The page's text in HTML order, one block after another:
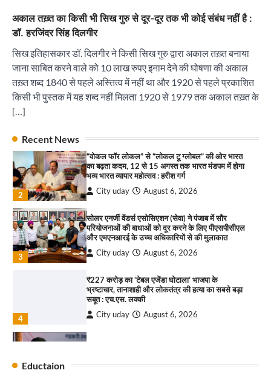
अकाल तख़्त का किसी भी सिख गुरु से दूर-दूर तक भी कोई संबंध नहीं है :
डॉ. हरजिंदर सिंह दिलगीर
सिख इतिहासकार डॉ. दिलगीर ने किसी सिख गुरु द्वारा अकाल तख़्त बनाया
जाना साबित करने वाले को 10 लाख रुपए इनाम देने की घोषणा की अकाल
तख़्त शब्द 1840 से पहले अस्तित्व में नहीं था और 1920 से पहले प्रकाशित
किसी भी पुस्तक में यह शब्द नहीं मिलता 1920 से 1979 तक अकाल तख़्त के
[…]
Recent News
4
₹227 करोड़ का ‘टेबल एजेंडा घोटाला’ भाजपा के
सबूत : एच.एस. लक्की
City uday August 6, 2026
इंडियन नेशनल थियेटर द्वारा 9 अगस्त को होगा ‘वर्षा ऋतु
2
“वोकल फॉर लोकल” से “लोकल टू ग्लोबल” की ओर भारत
का बढ़ता कदम, 12 से 15 अगस्त तक भारत मंडपम में होगा
भव्य भारत व्यापार महोत्सव : हरीश गर्ग
City uday August 6, 2026
3
सोलर एनर्जी वेंडर्स एसोसिएशन (सेवा) ने पंजाब में सौर
परियोजनाओं की बाधाओं को दूर करने के लिए पीएसपीसीएल
और एमएनआरई के उच्च अधिकारियों से की मुलाकात
City uday August 6, 2026
4
₹227 करोड़ का ‘टेबल एजेंडा घोटाला’ भाजपा के
भ्रष्टाचार, तानाशाही और लोकतंत्र की हत्या का सबसे बड़ा
सबूत : एच.एस. लक्की
City uday August 6, 2026
Eductaion
2
पारस हेल्थ पंचकूला ने ‘तिरंगा यात्रा 2025’ का हरियाणा से
आयाम
City uday August 13, 2025
3
सरकारी आदर्श उच्च विद्यालय, सैक्टर 34-सी, चण्डीगढ़ में
कार्यक्रम आयोजित
City uday August 6, 2025
राहुल गाँधी ने खाई है वैश्विक मंच पर भारत को कमजोर करने
की कसम: देवशाली
City uday August 6, 2025